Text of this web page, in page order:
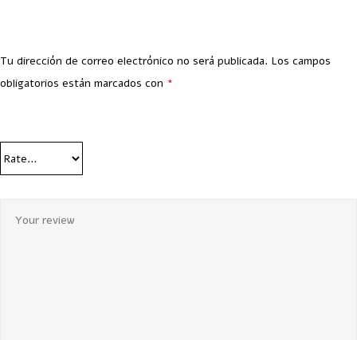
Tu dirección de correo electrónico no será publicada. Los campos
obligatorios están marcados con *